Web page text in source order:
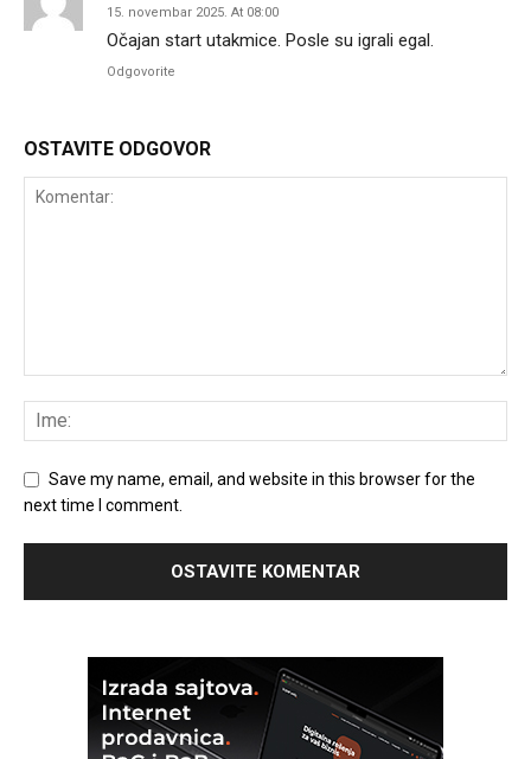
15. novembar 2025. At 08:00
Očajan start utakmice. Posle su igrali egal.
Odgovorite
OSTAVITE ODGOVOR
Save my name, email, and website in this browser for the
next time I comment.